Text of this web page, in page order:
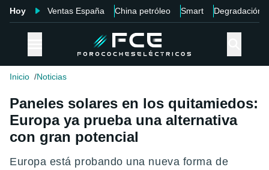
Hoy Ventas España China petróleo Smart Degradación
Inicio Noticias
Paneles solares en los quitamiedos:
Europa ya prueba una alternativa
con gran potencial
Europa está probando una nueva forma de